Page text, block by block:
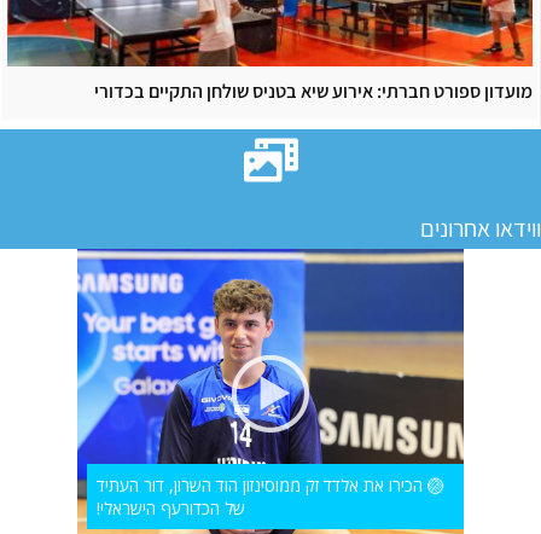
מועדון ספורט חברתי: אירוע שיא בטניס שולחן התקיים בכדורי
ווידאו אחרונים
🏐 הכירו את אלדד זק ממוסינזון הוד השרון, דור העתיד
של הכדורעף הישראלי!